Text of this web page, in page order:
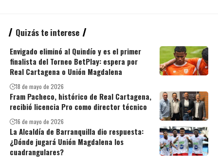
Quizás te interese
Envigado eliminó al Quindío y es el primer
finalista del Torneo BetPlay: espera por
Real Cartagena o Unión Magdalena
18 de mayo de 2026
Fram Pacheco, histórico de Real Cartagena,
recibió licencia Pro como director técnico
16 de mayo de 2026
La Alcaldía de Barranquilla dio respuesta:
¿Dónde jugará Unión Magdalena los
cuadrangulares?